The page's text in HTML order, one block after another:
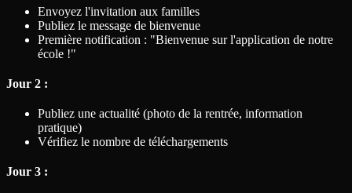
Envoyez l'invitation aux familles
Publiez le message de bienvenue
Première notification : "Bienvenue sur l'application de notre
école !"
Jour 2 :
Publiez une actualité (photo de la rentrée, information
pratique)
Vérifiez le nombre de téléchargements
Jour 3 :